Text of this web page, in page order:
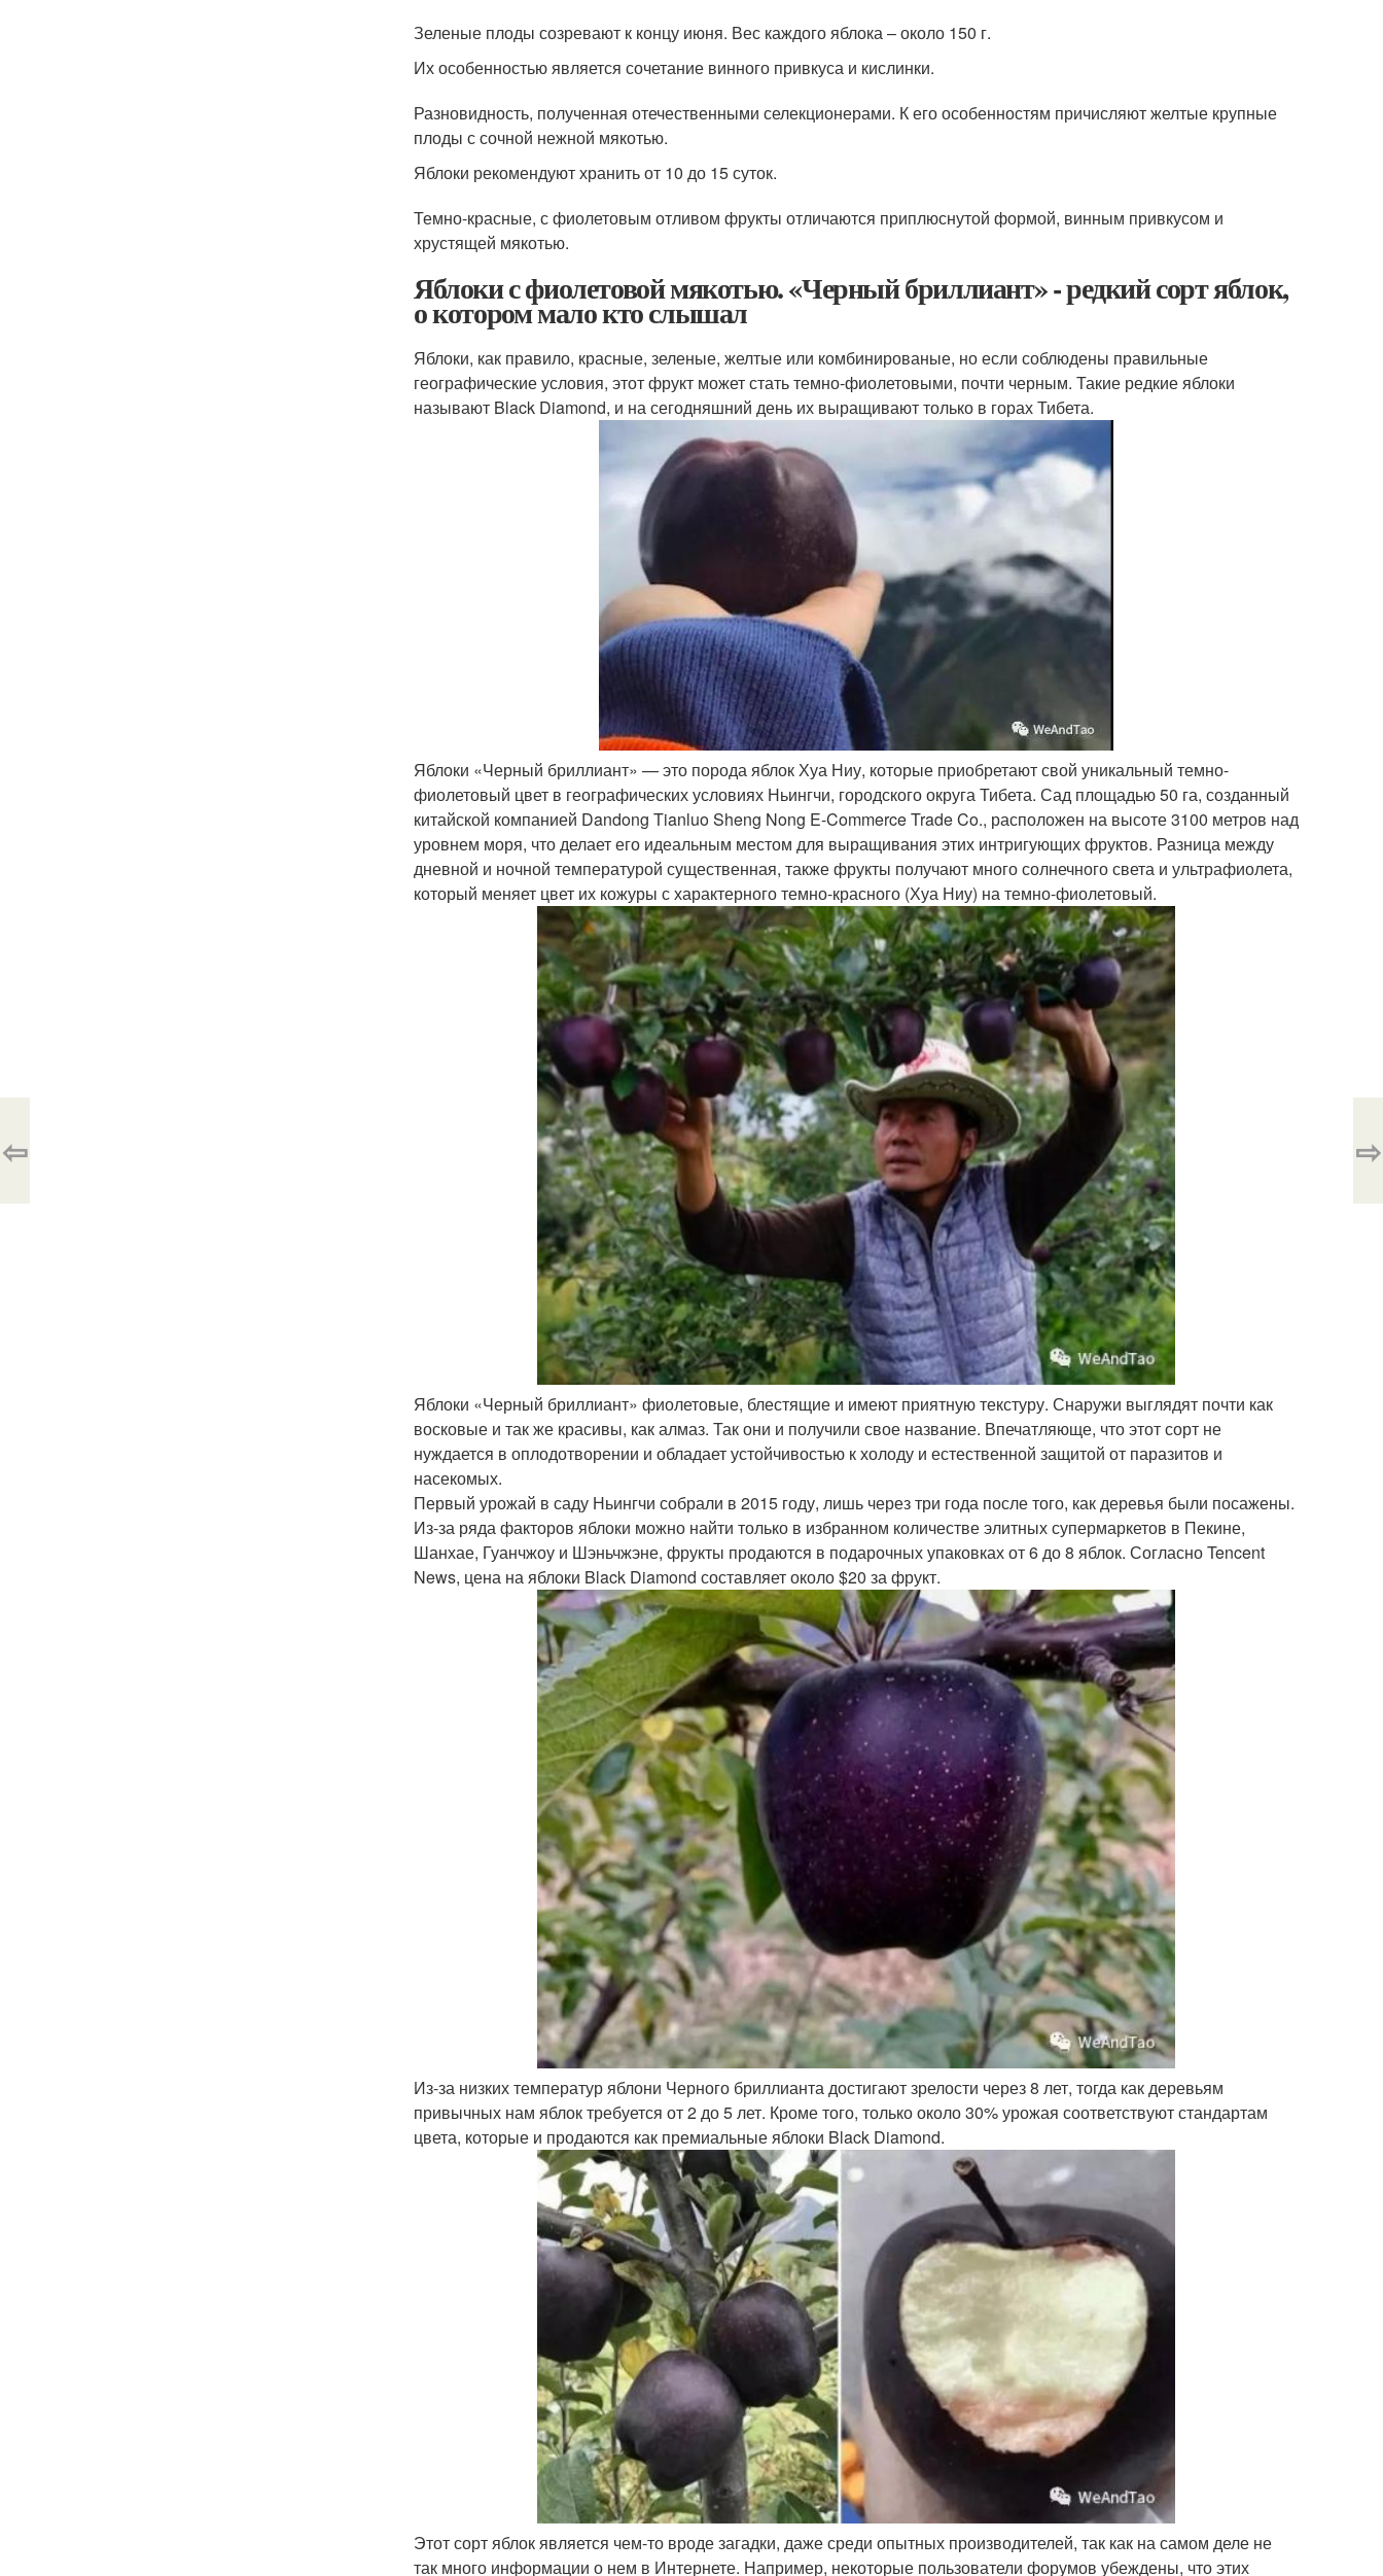
Зеленые плоды созревают к концу июня. Вес каждого яблока – около 150 г.
Их особенностью является сочетание винного привкуса и кислинки.
Разновидность, полученная отечественными селекционерами. К его особенностям причисляют желтые крупные
плоды с сочной нежной мякотью.
Яблоки рекомендуют хранить от 10 до 15 суток.
Темно-красные, с фиолетовым отливом фрукты отличаются приплюснутой формой, винным привкусом и
хрустящей мякотью.
Яблоки с фиолетовой мякотью. «Черный бриллиант» - редкий сорт яблок,
о котором мало кто слышал
Яблоки, как правило, красные, зеленые, желтые или комбинированые, но если соблюдены правильные
географические условия, этот фрукт может стать темно-фиолетовыми, почти черным. Такие редкие яблоки
называют Black Diamond, и на сегодняшний день их выращивают только в горах Тибета.
Яблоки «Черный бриллиант» — это порода яблок Хуа Ниу, которые приобретают свой уникальный темно-
фиолетовый цвет в географических условиях Ньингчи, городского округа Тибета. Сад площадью 50 га, созданный
китайской компанией Dandong Tianluo Sheng Nong E-Commerce Trade Co., расположен на высоте 3100 метров над
уровнем моря, что делает его идеальным местом для выращивания этих интригующих фруктов. Разница между
дневной и ночной температурой существенная, также фрукты получают много солнечного света и ультрафиолета,
который меняет цвет их кожуры с характерного темно-красного (Хуа Ниу) на темно-фиолетовый.
Яблоки «Черный бриллиант» фиолетовые, блестящие и имеют приятную текстуру. Снаружи выглядят почти как
восковые и так же красивы, как алмаз. Так они и получили свое название. Впечатляюще, что этот сорт не
нуждается в оплодотворении и обладает устойчивостью к холоду и естественной защитой от паразитов и
насекомых.
Первый урожай в саду Ньингчи собрали в 2015 году, лишь через три года после того, как деревья были посажены.
Из-за ряда факторов яблоки можно найти только в избранном количестве элитных супермаркетов в Пекине,
Шанхае, Гуанчжоу и Шэньчжэне, фрукты продаются в подарочных упаковках от 6 до 8 яблок. Согласно Tencent
News, цена на яблоки Black Diamond составляет около $20 за фрукт.
Из-за низких температур яблони Черного бриллианта достигают зрелости через 8 лет, тогда как деревьям
привычных нам яблок требуется от 2 до 5 лет. Кроме того, только около 30% урожая соответствуют стандартам
цвета, которые и продаются как премиальные яблоки Black Diamond.
Этот сорт яблок является чем-то вроде загадки, даже среди опытных производителей, так как на самом деле не
так много информации о нем в Интернете. Например, некоторые пользователи форумов убеждены, что этих
⇦ ⇨